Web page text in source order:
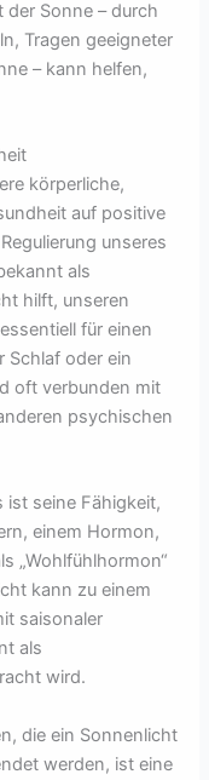
Sonne – durch
Tragen geeigneter
– kann helfen,
körperliche,
auf positive
unseres
als
hilft, unseren
für einen
Schlaf oder ein
oft verbunden mit
psychischen
ist seine Fähigkeit,
einem Hormon,
„Wohlfühlhormon“
kann zu einem
saisonaler
als
wird.
die ein Sonnenlicht
werden, ist eine